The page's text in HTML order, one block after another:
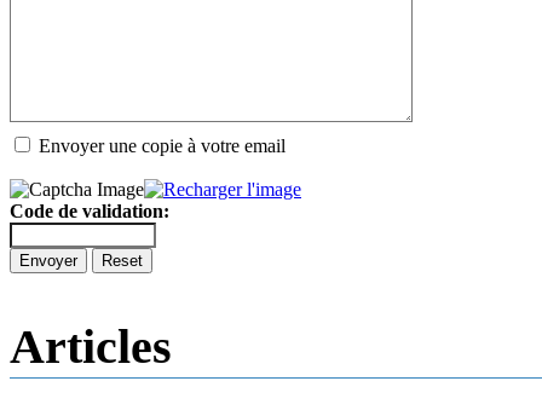
Envoyer une copie à votre email
Code de validation:
Envoyer Reset
Articles